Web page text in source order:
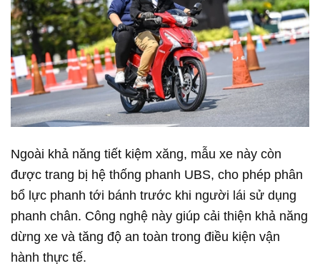
Ngoài khả năng tiết kiệm xăng, mẫu xe này còn
được trang bị hệ thống phanh UBS, cho phép phân
bổ lực phanh tới bánh trước khi người lái sử dụng
phanh chân. Công nghệ này giúp cải thiện khả năng
dừng xe và tăng độ an toàn trong điều kiện vận
hành thực tế.